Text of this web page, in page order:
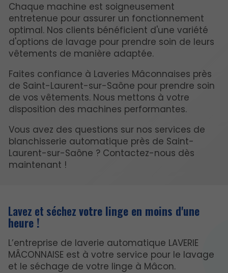
Chaque machine est soigneusement
entretenue pour assurer un fonctionnement
optimal. Nos clients bénéficient d'une variété
d'options de lavage pour prendre soin de leurs
vêtements de manière adaptée.
Faites confiance à Laveries Mâconnaises près
de Saint-Laurent-sur-Saône pour prendre soin
de vos vêtements. Nous mettons à votre
disposition des machines performantes.
Vous avez des questions sur nos services de
blanchisserie automatique près de Saint-
Laurent-sur-Saône ? Contactez-nous dès
maintenant !
Lavez et séchezvotre linge en moins d'une
heure !
L’entreprise de laverie automatique LAVERIE
MÂCONNAISE est à votre service pour le lavage
et le séchage de votre linge à Mâcon.